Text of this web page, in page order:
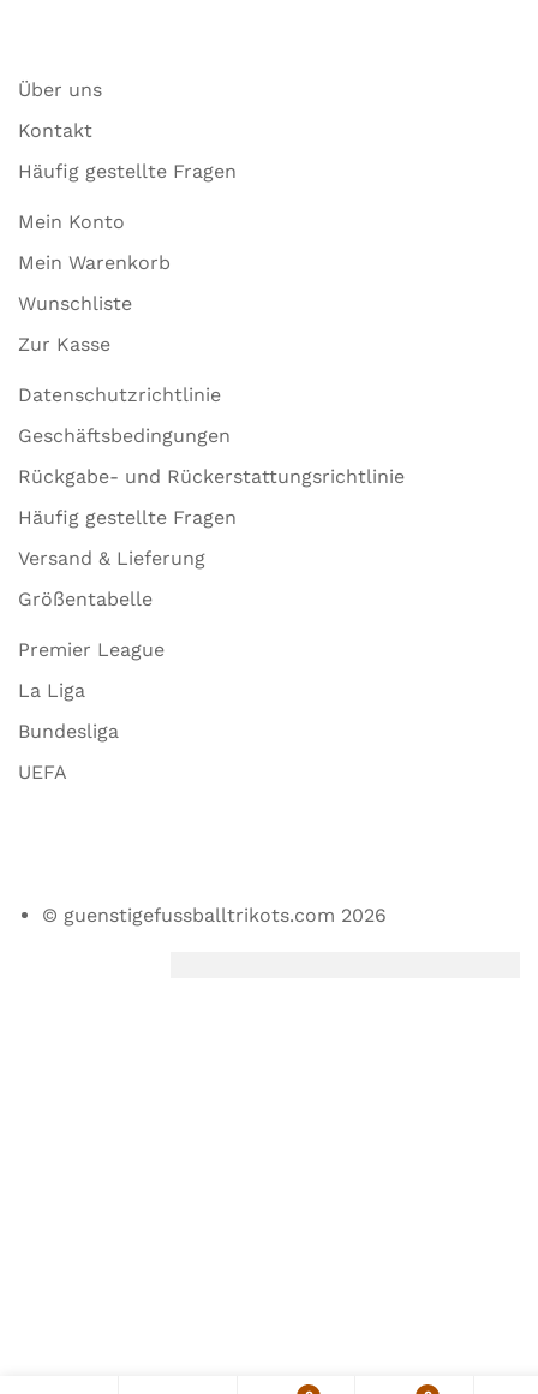
Über uns
Kontakt
Häufig gestellte Fragen
Mein Konto
Mein Warenkorb
Wunschliste
Zur Kasse
Datenschutzrichtlinie
Geschäftsbedingungen
Rückgabe- und Rückerstattungsrichtlinie
Häufig gestellte Fragen
Versand & Lieferung
Größentabelle
Premier League
La Liga
Bundesliga
UEFA
© guenstigefussballtrikots.com 2026